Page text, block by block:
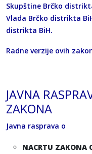
Skupštine Brčko
Vlada Brčko distrikta
distrikta BiH.
Radne verzije ovih
JAVNA
ZAKONA
Javna rasprava o
NACRTU ZAKONA